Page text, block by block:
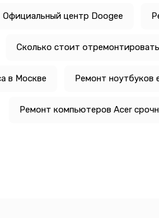
Официальный центр Doogee
Сколько стоит
в Москве Ремонт ноутбуков
Ремонт компьютеров Acer